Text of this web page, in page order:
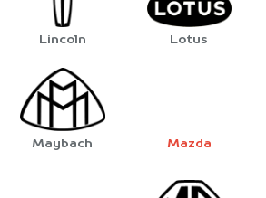
Lincoln Lotus
Maybach Mazda